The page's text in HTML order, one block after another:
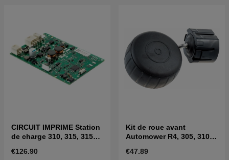
CIRCUIT IMPRIME Station
de charge 310, 315, 315X,
€126.90
Kit de roue avant
Automower R4, 305, 310
415X
€47.89